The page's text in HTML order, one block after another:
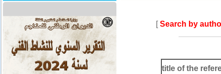
[Search by
title of the